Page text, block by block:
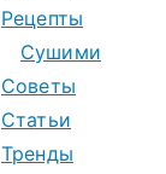
Рецепты
Сушими
Советы
Статьи
Тренды